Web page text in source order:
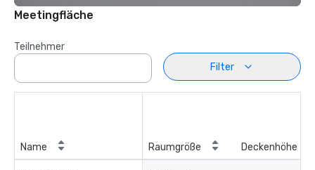
Meetingfläche
Teilnehmer
Filter
Name Raumgröße Deckenhöhe